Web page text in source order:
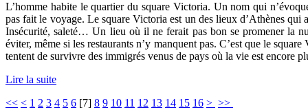
L’homme habite le quartier du square Victoria. Un nom qui
pas fait le voyage. Le square Victoria est un des lieux d’Athènes qui
Insécurité, saleté… Un lieu où il ne ferait pas bon se promener la
éviter, même si les restaurants n’y manquent pas. C’est que le
tentent de survivre des immigrés venus de pays où la vie est encore
Lire la suite
<< < 1 2 3 4 5 6 [7] 8 9 10 11 12 13 14 15 16 > >>